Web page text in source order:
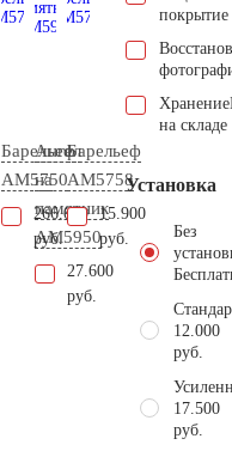
Барельеф
AM5750
266.000
руб.
Ангел
на
памятник
AM5950
27.600
руб.
Барельеф
AM5758
15.900
руб.
покрытие
Хранение
на складе
Установка
Без
12.000
руб.
17.500
руб.